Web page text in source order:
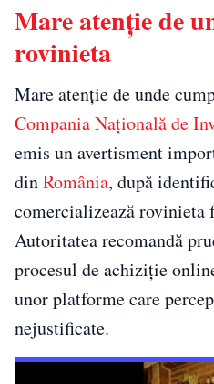
Mare atenție de
rovinieta
Mare atenție de unde
Compania Națională de
emis un avertisment
dinRomânia, după
comercializează rovinieta
Autoritatea recomandă
procesul de achiziție
unor platforme care
nejustificate.